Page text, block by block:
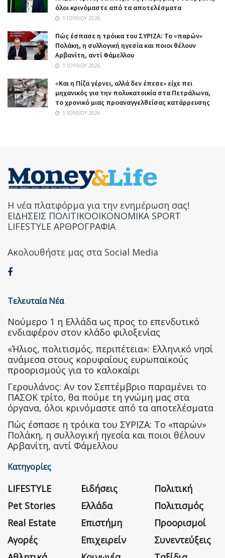
όλοι κρινόμαστε από τα αποτελέσματα
1 ΙΟΥΛΊΟΥ 2026
Πώς έσπασε η τρόικα του ΣΥΡΙΖΑ: Το «παρών»
Πολάκη, η συλλογική ηγεσία και ποιοι θέλουν
Αρβανίτη, αντί Φάμελλου
1 ΙΟΥΛΊΟΥ 2026
«Και η Πίζα γέρνει, αλλά δεν έπεσε» είχε πει
μηχανικός για την πολυκατοικία στα Πετράλωνα,
το χρονικό μιας προαναγγελθείσας κατάρρευσης
1 ΙΟΥΛΊΟΥ 2026
Η νέα πλατφόρμα για την ενημέρωση σας!
ΕΙΔΗΣΕΙΣ ΠΟΛΙΤΙΚΟΟΙΚΟΝΟΜΙΚΑ SPORT
LIFESTYLE ΑΡΘΡΟΓΡΑΦΙΑ
Ακολουθήστε μας στα Social Media
Τελευταία Νέα
Nούμερο 1 η Ελλάδα ως προς το επενδυτικό
ενδιαφέρον στον κλάδο φιλοξενίας
«Ήλιος, πολιτισμός, περιπέτεια»: Ελληνικό νησί
ανάμεσα στους κορυφαίους ευρωπαϊκούς
προορισμούς για το καλοκαίρι
Γερουλάνος: Αν τον Σεπτέμβριο παραμένει το
ΠΑΣΟΚ τρίτο, θα πούμε τη γνώμη μας στα
όργανα, όλοι κρινόμαστε από τα αποτελέσματα
Πώς έσπασε η τρόικα του ΣΥΡΙΖΑ: Το «παρών»
Πολάκη, η συλλογική ηγεσία και ποιοι θέλουν
Αρβανίτη, αντί Φάμελλου
Κατηγορίες
LIFESTYLE
Pet Stories
Real Estate
Αγορές
Ειδήσεις
Ελλάδα
Επιστήμη
Επιχειρείν
Πολιτική
Πολιτισμός
Προορισμοί
Συνεντεύξεις